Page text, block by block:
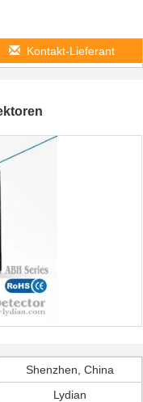
Kontakt-Lieferant
Shenzhen, China
Lydian